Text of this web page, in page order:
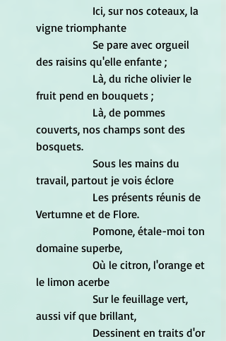
vigne triomphante
des raisins qu'elle enfante ;
fruit pend en bouquets ;
couverts, nos champs sont des
bosquets.
travail, partout je vois éclore
Vertumne et de Flore.
domaine superbe,
le limon acerbe
aussi vif que brillant,